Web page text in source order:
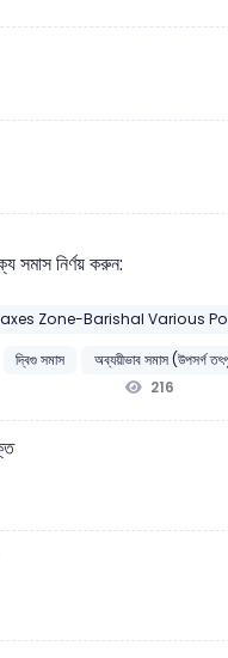
সমাস নির্ণয় করুন:
Zone-Barishal Various
দ্বিগু সমাস
অব্যয়ীভাব সমাস (উপসর্গ
216